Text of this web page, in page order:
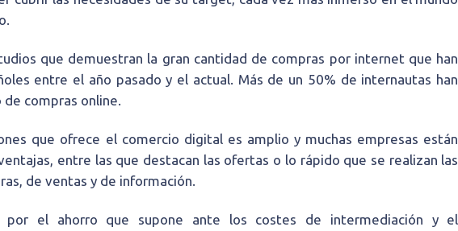
que demuestran la gran cantidad de compras por internet que han
entre el año pasado y el actual. Más de un 50% de internautas han
compras online.
que ofrece el comercio digital es amplio y muchas empresas están
entre las que destacan las ofertas o lo rápido que se realizan las
de ventas y de información.
por el ahorro que supone ante los costes de intermediación y el